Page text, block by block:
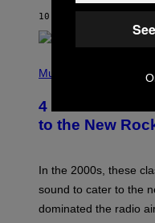
A
R
G
M
E
10 ΛΕΠΤΆ ΠΡΙΝ
H
O
B
Y
A
K
M
I
Music
4 Classic Rock
to the New
In the 2000s, these
sound to cater to the
dominated the radio